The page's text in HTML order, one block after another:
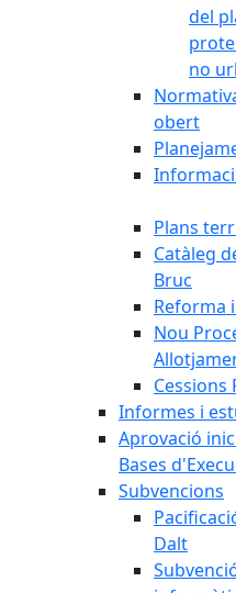
del
no
obert
Plans
Catàleg
Bruc
Reforma
Nou
Informes i
Aprovació
Bases
Subvencions
Dalt